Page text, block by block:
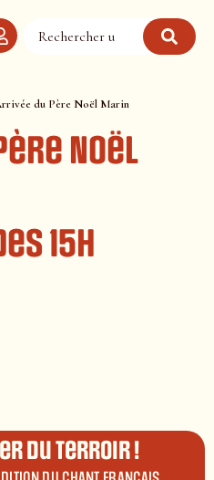
du Père Noël Marin
Noël
15H
du terroir !